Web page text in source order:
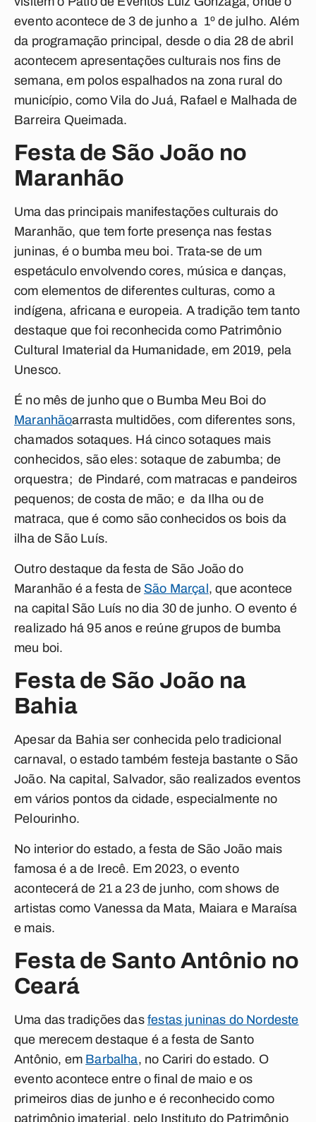
evento acontece de 3 de junho a 1º de julho. Além
da programação principal, desde o dia 28 de abril
acontecem apresentações culturais nos fins de
semana,em polos espalhados na zona rural do
município, como Vila do Juá, Rafael e Malhada de
Barreira Queimada.
Festa de São João no
Maranhão
Uma das principais manifestações culturais do
Maranhão, que tem forte presença nas festas
juninas, é o bumba meu boi. Trata-se de um
espetáculo envolvendo cores, música e danças,
com elementos de diferentes culturas, como a
indígena, africana e europeia. A tradição tem tanto
destaque que foi reconhecida como Patrimônio
Cultural Imaterial da Humanidade, em 2019, pela
Unesco.
É no mês de junho que o Bumba Meu Boi do
Maranhãoarrasta multidões, com diferentes sons,
chamados sotaques. Há cinco sotaques mais
conhecidos, são eles: sotaque de zabumba; de
orquestra; de Pindaré, com matracas e pandeiros
pequenos; de costa de mão; e da Ilha ou de
matraca, que é como são conhecidos os bois da
ilha de São Luís.
Outro destaque da festa de São João do
Maranhão é a festa de São Marçal , que acontece
na capital São Luís no dia 30 de junho. O evento é
realizado há 95 anos e reúne grupos de bumba
meu boi.
Festa de São João na
Bahia
Apesar da Bahia ser conhecida pelo tradicional
carnaval, o estado também festeja bastante o São
João. Na capital, Salvador, são realizados eventos
em vários pontos da cidade, especialmente no
Pelourinho.
No interior do estado, a festa de São João mais
famosa é a de Irecê. Em 2023, o evento
acontecerá de 21 a 23 de junho, com shows de
artistas como Vanessa da Mata, Maiara e Maraísa
e mais.
Festa de Santo Antônio no
Ceará
Uma das tradições das festas juninas do Nordeste
que merecem destaque é a festa de Santo
Antônio, em Barbalha, no Cariri do estado. O
evento acontece entre o final de maio e os
primeiros dias de junho e é reconhecido como
patrimônio imaterial, pelo Instituto do Patrimônio